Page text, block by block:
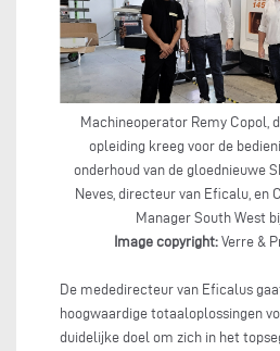
Machineoperator Remy Copol,
opleiding kreeg voor de
onderhoud van de gloednieuwe
Neves, directeur van Eficalu, en
Manager South West
Image copyright: Verre &
De mededirecteur van Eficalus
hoogwaardige totaaloplossingen
duidelijke doel om zich in het